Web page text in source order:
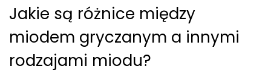
Jakie są różnice między
miodem gryczanym a innymi
rodzajami miodu?